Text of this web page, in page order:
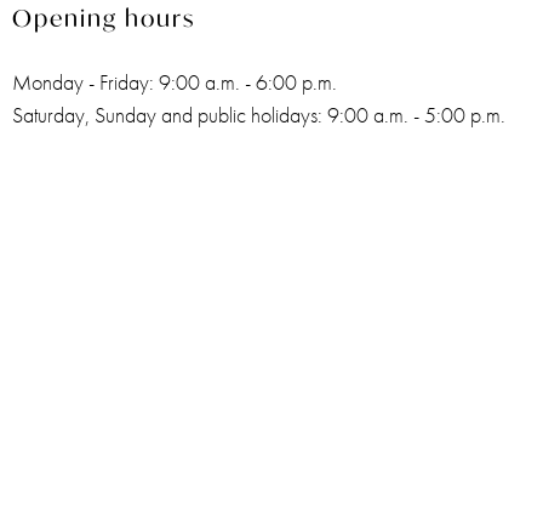
Opening hours
Monday - Friday: 9:00 a.m. - 6:00 p.m.
Saturday, Sunday and public holidays: 9:00 a.m. - 5:00 p.m.